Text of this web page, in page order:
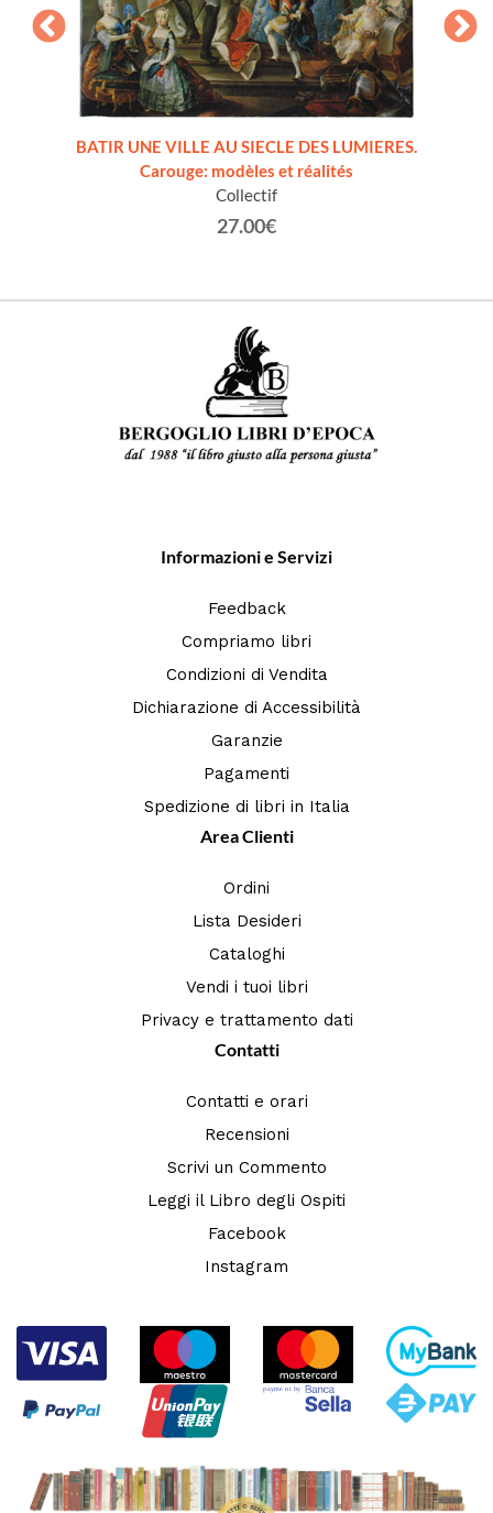
BATIR UNE VILLE AU SIECLE DES LUMIERES.
Carouge: modèles et réalités
Collectif
27.00€
Informazioni e Servizi
Feedback
Compriamo libri
Condizioni di Vendita
Dichiarazione di Accessibilità
Garanzie
Pagamenti
Spedizione di libri in Italia
Area Clienti
Ordini
Lista Desideri
Cataloghi
Vendi i tuoi libri
Privacy e trattamento dati
Contatti
Contatti e orari
Recensioni
Scrivi un Commento
Leggi il Libro degli Ospiti
Facebook
Instagram